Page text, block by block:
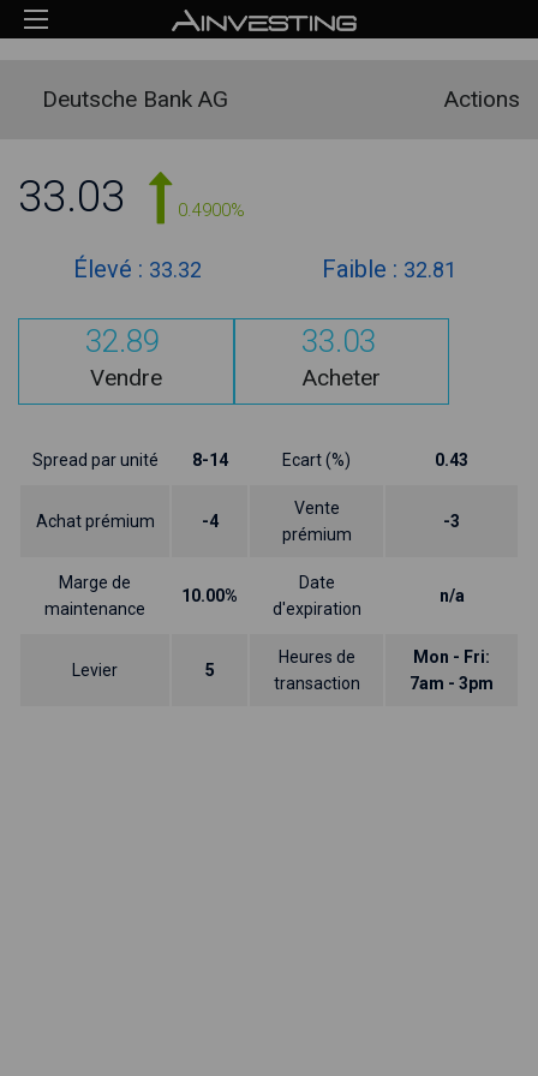
Deutsche Bank AG Actions
33.03 0.4900%
Élevé : 33.32 Faible : 32.81
32.89
Vendre
33.03
Acheter
Spread par unité 8-14 Ecart (%) 0.43
Achat prémium -4
Vente
prémium
-3
Marge de
maintenance
10.00%
Date
d'expiration
n/a
Levier 5
Heures de
transaction
Mon - Fri:
7am - 3pm